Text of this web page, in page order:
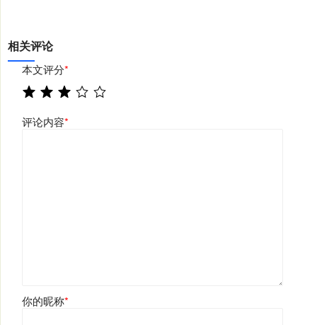
相关评论
本文评分*
评论内容*
你的昵称*